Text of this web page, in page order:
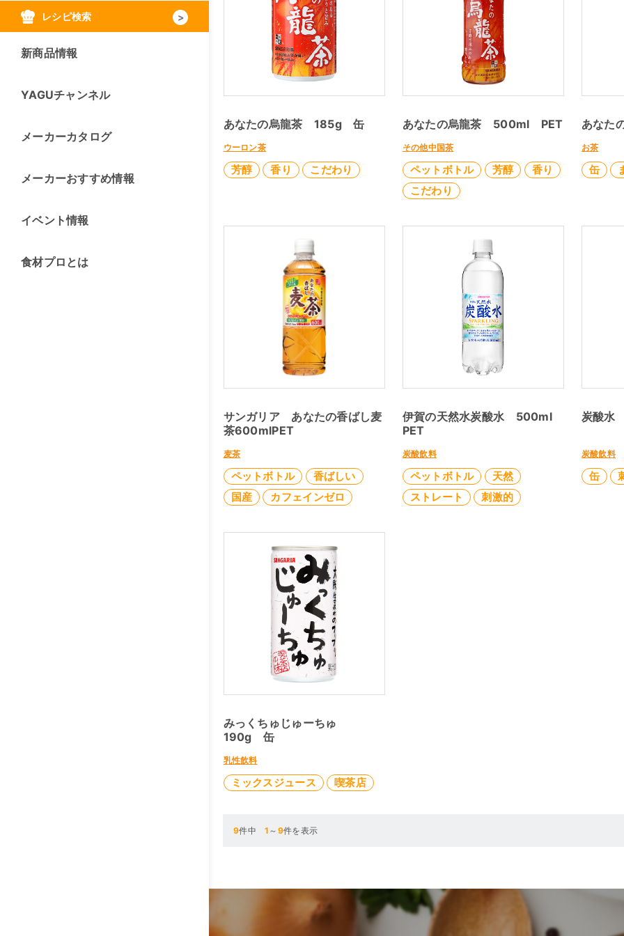
レシピ検索
新商品情報
YAGUチャンネル
メーカーカタログ
メーカーおすすめ情報
イベント情報
食材プロとは
あなたの烏龍茶 185g 缶
ウーロン茶
芳醇 香り こだわり
あなたの烏龍茶 500ml PET
その他中国茶
ペットボトル 芳醇
香り
こだわり
あな
お茶
缶
サンガリア あなたの香ばし麦
茶600mlPET
麦茶
ペットボトル
香ばしい
国産
カフェインゼロ
伊賀の天然水炭酸水 500ml
PET
炭酸飲料
ペットボトル
天然
ストレート
刺激的
炭酸
炭酸飲料
缶
みっくちゅじゅーちゅ
190g 缶
乳性飲料
ミックスジュース 喫茶店
9件中1 ～ 9件を表示